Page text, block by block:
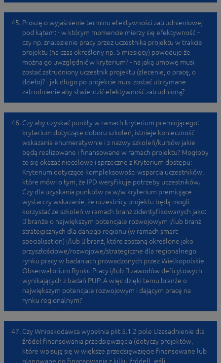
Proszę o wyjaśnienie terminu efektywności zatrudnieniowej
pod kątem: - w którym momencie mierzy się efektywność –
czy np. znalezienie pracy przez uczestnika projektu w trakcie
projektu (na czas określony np. 5 miesięcy) powoduje że
można go uwzględnić w kryterium? - na jaką umowę musi
zostać zatrudniony uczestnik projektu (zlecenie, o pracę, o
dzieło)? - jak długo po projekcie musi zostać utrzymane
zatrudnienie aby stwierdzić efektywność zatrudnioną?
Czy aby uzyskać punkty w ramach kryterium premiującego:
kryterium dotyczące doboru szkoleń, istnieje konieczność
wskazania enumeratywnie i z nazwy szkoleń/kursów jakie
będą realizowane i finansowane w ramach projektu? Mogłoby
to się okazać niecelowe i sprzeczne z Kryterium dostępu:
Kryterium dotyczące kompleksowości wsparcia uczestników,
które mówi o tym, że IPD weryfikuje potrzeby uczestników.
Czy dla uzyskania punktów za w/w kryterium premiujące
wystarczy wskazanie, że uczestnicy projektu będą mogli
korzystać ze szkoleń w ramach branż zidentyfikowanych jako:
 branże o największym potencjale rozwojowym i/lub branż
strategicznych dla danego regionu (w ramach smart
specialisation) i/lub  branż, które zostaną określone jako
przyszłościowe/rozwojowe/strategiczne dla regionalnego
rynku pracy w badaniach prowadzonych przez Wielkopolskie
Obserwatorium Rynku Pracy i/lub  zawodów deficytowych
wynikających z badań PUP. A więc dzięki temu branże o
największym potencjale rozwojowym i dającym pracę na
rynku regionalnym?
Czy Wnioskodawca wypełnia pkt 5.1.2 pole Uzasadnienie dla
źródeł finansowania przedsięwzięcia (dotyczy projektów,
które wpisują się w większe przedsięwzięcie finansowane lub
planowane do finansowania z kilku źródeł), jeśli